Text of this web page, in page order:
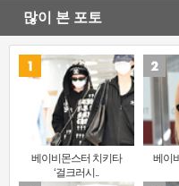
많이 본 포토
베이비몬스터 치키타
‘걸크러시..
베이